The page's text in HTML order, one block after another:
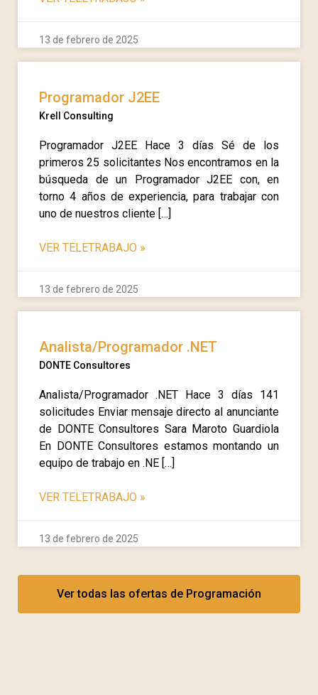
13 de febrero de 2025
Programador J2EE
Krell Consulting
Programador J2EE Hace 3 días Sé de los
primeros 25 solicitantes Nos encontramos en la
búsqueda de un Programador J2EE con, en
torno 4 años de experiencia, para trabajar con
uno de nuestros cliente […]
VER TELETRABAJO »
13 de febrero de 2025
Analista/Programador .NET
DONTE Consultores
Analista/Programador .NET Hace 3 días 141
solicitudes Enviar mensaje directo al anunciante
de DONTE Consultores Sara Maroto Guardiola
En DONTE Consultores estamos montando un
equipo de trabajo en .NE […]
VER TELETRABAJO »
13 de febrero de 2025
Ver todas las ofertas de Programación